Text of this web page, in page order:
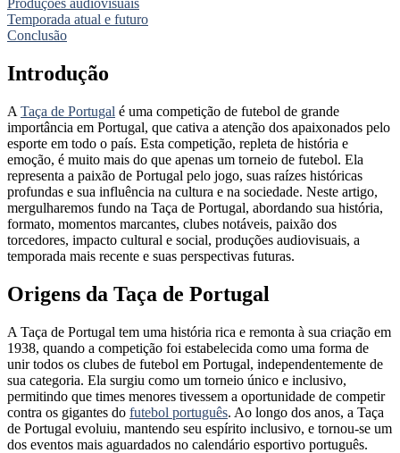
Temporada atual e futuro
Conclusão
Introdução
A Taça de Portugal é uma competição de futebol de grande
importância em Portugal, que cativa a atenção dos apaixonados pelo
esporte em todo o país. Esta competição, repleta de história e
emoção, é muito mais do que apenas um torneio de futebol. Ela
representa a paixão de Portugal pelo jogo, suas raízes históricas
profundas e sua influência na cultura e na sociedade. Neste artigo,
mergulharemos fundo na Taça de Portugal, abordando sua história,
formato, momentos marcantes, clubes notáveis, paixão dos
torcedores, impacto cultural e social, produções audiovisuais, a
temporada mais recente e suas perspectivas futuras.
Origens da Taça de Portugal
A Taça de Portugal tem uma história rica e remonta à sua criação em
1938, quando a competição foi estabelecida como uma forma de
unir todos os clubes de futebol em Portugal, independentemente de
sua categoria. Ela surgiu como um torneio único e inclusivo,
permitindo que times menores tivessem a oportunidade de competir
contra os gigantes do futebol português. Ao longo dos anos, a Taça
de Portugal evoluiu, mantendo seu espírito inclusivo, e tornou-se um
dos eventos mais aguardados no calendário esportivo português.